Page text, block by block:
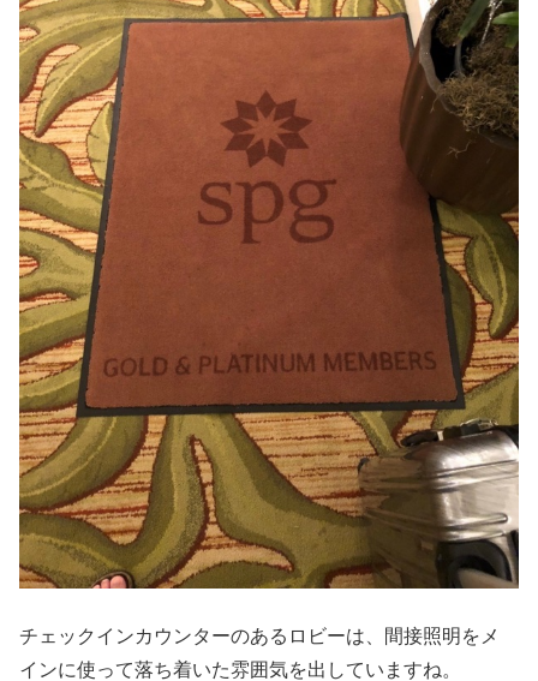
チェックインカウンターのあるロビーは、間接照明をメ
インに使って落ち着いた雰囲気を出していますね。